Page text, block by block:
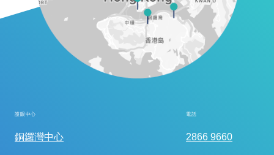
護眼中心 電話
銅鑼灣中心 2866 9660